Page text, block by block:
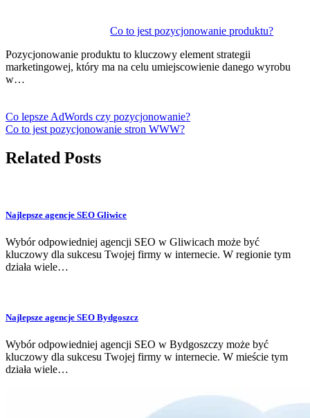
Co to jest pozycjonowanie produktu?
Pozycjonowanie produktu to kluczowy element strategii
marketingowej, który ma na celu umiejscowienie danego wyrobu
w…
Co lepsze AdWords czy pozycjonowanie?
Co to jest pozycjonowanie stron WWW?
Related Posts
Najlepsze agencje SEO Gliwice
Wybór odpowiedniej agencji SEO w Gliwicach może być
kluczowy dla sukcesu Twojej firmy w internecie. W regionie tym
działa wiele…
Najlepsze agencje SEO Bydgoszcz
Wybór odpowiedniej agencji SEO w Bydgoszczy może być
kluczowy dla sukcesu Twojej firmy w internecie. W mieście tym
działa wiele…